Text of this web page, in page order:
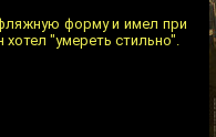
форму и имел при
"умереть стильно".